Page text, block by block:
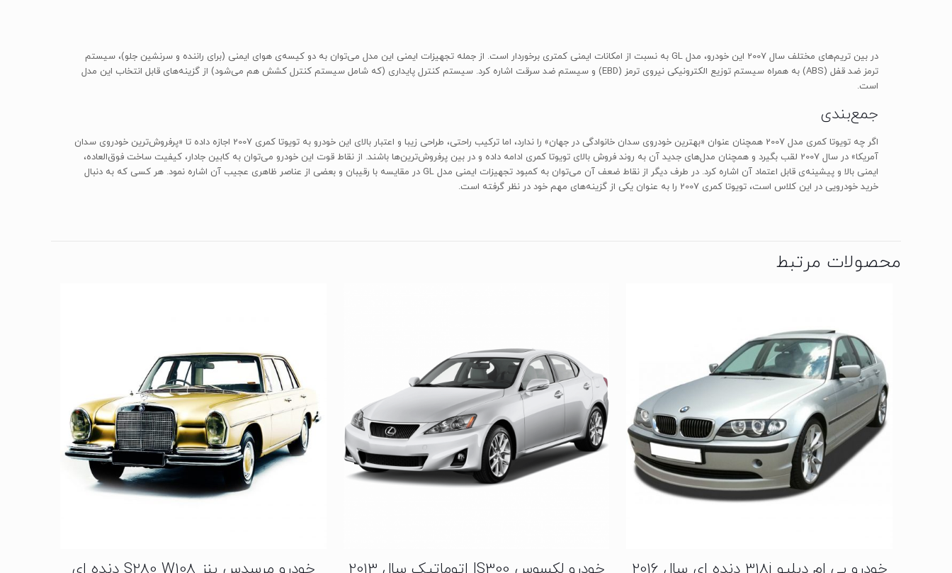
در بین تریم‌های مختلف سال 2007 این خودرو، مدل GL به نسبت از امکانات ایمنی کمتری برخوردار است. از جمله تجهیزات ایمنی این مدل می‌توان به دو کیسه‌ی هوای ایمنی (برای راننده و سرنشین جلو)، سیستم
ترمز ضد قفل (ABS) به همراه سیستم توزیع الکترونیکی نیروی ترمز (EBD) و سیستم ضد سرقت اشاره کرد. سیستم کنترل پایداری (که شامل سیستم کنترل کشش هم می‌شود) از گزینه‌های قابل انتخاب این مدل
است.
جمع‌بندی
اگر چه تویوتا کمری مدل 2007 همچنان عنوان «بهترین خودروی سدان خانوادگی در جهان» را ندارد، اما ترکیب راحتی، طراحی زیبا و اعتبار بالای این خودرو به تویوتا کمری 2007 اجازه داده تا «پرفروش‌ترین خودروی سدان
آمریکا» در سال 2007 لقب بگیرد و همچنان مدل‌های جدید آن به روند فروش بالای تویوتا کمری ادامه داده و در بین پرفروش‌ترین‌ها باشند. از نقاط قوت این خودرو می‌توان به کابین جادار، کیفیت ساخت فوق‌العاده،
ایمنی بالا و پیشینه‌ی قابل اعتماد آن اشاره کرد. در طرف دیگر از نقاط ضعف آن می‌توان به کمبود تجهیزات ایمنی مدل GL در مقایسه با رقیبان و بعضی از عناصر ظاهری عجیب آن اشاره نمود. هر کسی که به دنبال
خرید خودرویی در این کلاس است، تویوتا کمری 2007 را به عنوان یکی از گزینه‌های مهم خود در نظر گرفته است.
محصولات مرتبط